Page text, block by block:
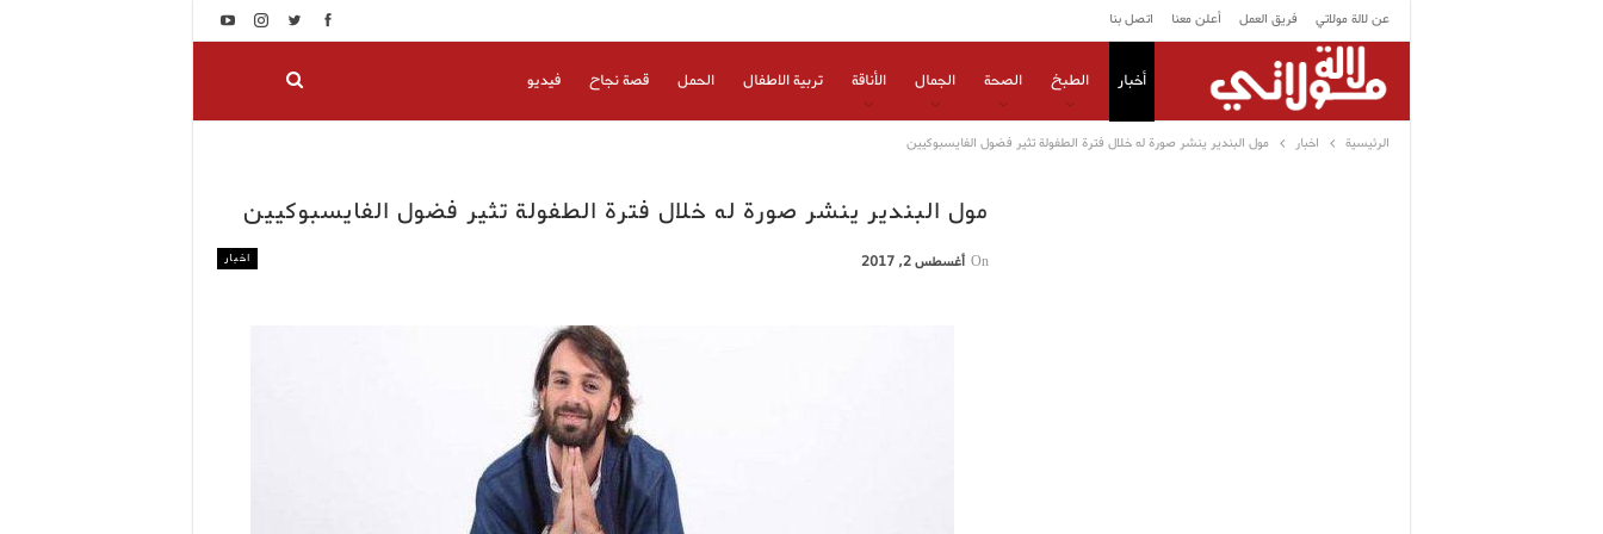
عن لالة مولاتي فريق العمل أعلن معنا اتصل بنا
أخبار الطبخ الصحة الجمال الأناقة تربية الاطفال الحمل قصة نجاح فيديو
الرئيسية اخبار مول البندير ينشر صورة له خلال فترة الطفولة تثير فضول الفايسبوكيين
مول البندير ينشر صورة له خلال فترة الطفولة تثير فضول الفايسبوكيين
اخبار On أغسطس 2, 2017